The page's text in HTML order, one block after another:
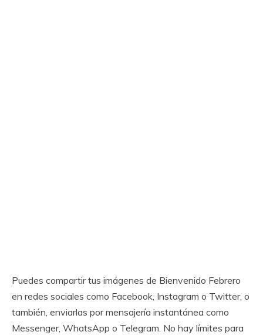
Puedes compartir tus imágenes de Bienvenido Febrero
en redes sociales como Facebook, Instagram o Twitter, o
también, enviarlas por mensajería instantánea como
Messenger, WhatsApp o Telegram. No hay límites para